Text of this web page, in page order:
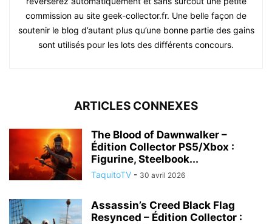
commission au site geek-collector.fr. Une belle façon de
soutenir le blog d’autant plus qu’une bonne partie des gains
sont utilisés pour les lots des différents concours.
ARTICLES CONNEXES
The Blood of Dawnwalker –
Édition Collector PS5/Xbox :
Figurine, Steelbook...
TaquitoTV - 30 avril 2026
Assassin’s Creed Black Flag
Resynced – Édition Collector :